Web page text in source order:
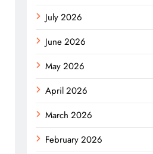
July 2026
June 2026
May 2026
April 2026
March 2026
February 2026